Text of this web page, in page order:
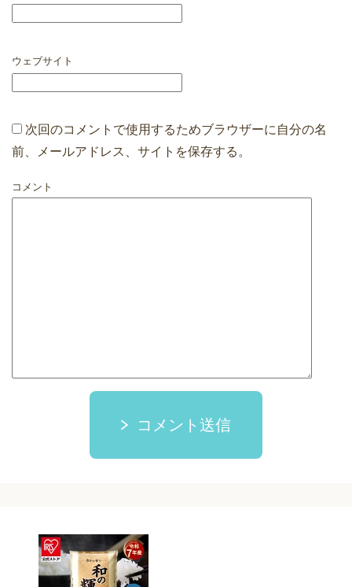
ウェブサイト
次回のコメントで使用するためブラウザーに自分の名
前、メールアドレス、サイトを保存する。
コメント
コメント送信